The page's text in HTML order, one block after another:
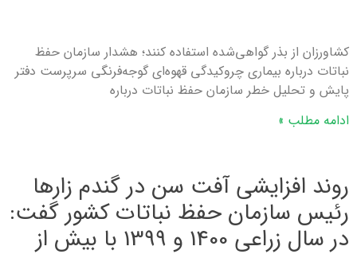
کشاورزان از بذر گواهی‌شده استفاده کنند؛ هشدار سازمان حفظ
نباتات درباره بیماری چروكیدگی قهوه‌ای گوجه‌فرنگی سرپرست دفتر
پایش و تحلیل خطر سازمان حفظ نباتات درباره
ادامه مطلب »
روند افزايشی آفت سن در گندم زارها
رئیس سازمان حفظ نباتات كشور گفت:
در سال زراعی 1400 و 1399 با بیش از